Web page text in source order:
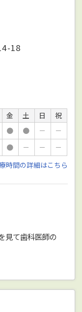
18
金 土 日
祝
● ● －
－
● － －
－
時間の詳細はこちら
見て歯科医師の